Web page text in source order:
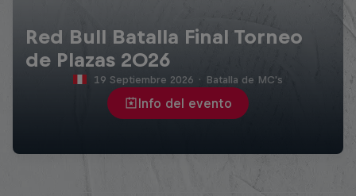
Red Bull Batalla Final Torneo
de Plazas 2026
Info del evento
19 Septiembre 2026 · Batalla de MC's